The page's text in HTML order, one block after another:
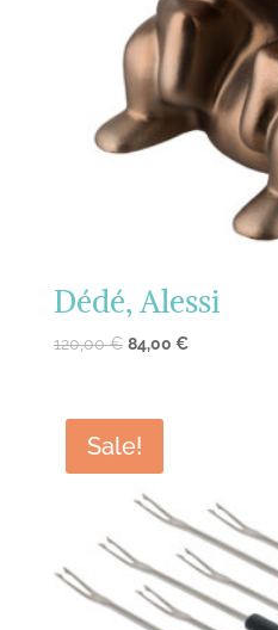
Dédé, Alessi
120,00€ 84,00 €
Sale!